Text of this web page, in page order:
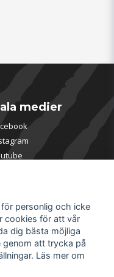
medier
personlig och icke
cookies för att vår
dig bästa möjliga
genom att trycka på
Läs mer om